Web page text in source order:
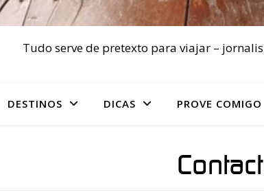
Tudo serve de pretexto para viajar –
DESTINOS DICAS PROVE COMIGO